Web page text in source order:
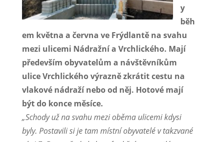
y
běh
em května a června ve Frýdlantě na svahu
mezi ulicemi Nádražní a Vrchlického. Mají
především obyvatelům a návštěvníkům
ulice Vrchlického výrazně zkrátit cestu na
vlakové nádraží nebo od něj. Hotové mají
být do konce měsíce.
„Schody už na svahu mezi oběma ulicemi kdysi
byly. Postavili si je tam místní obyvatelé v takzvané